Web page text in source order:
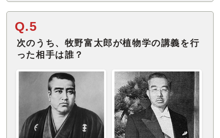
Q.5
次のうち、牧野富太郎が植物学の講義を行
った相手は誰？